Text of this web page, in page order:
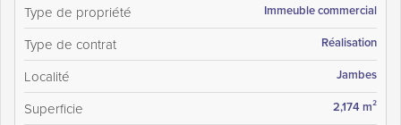
Type de propriété Immeuble commercial
Type de contrat Réalisation
Localité Jambes
Superficie 2,174 m²